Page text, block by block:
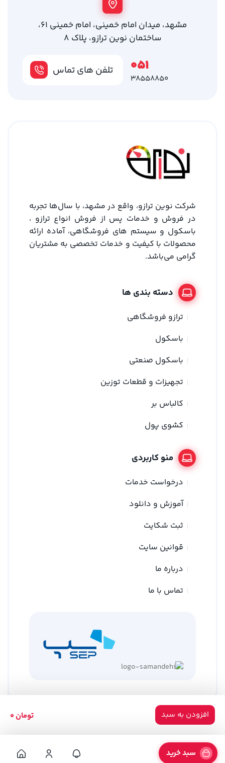
تومان افزودن به سبد
سبد خرید
مشهد، میدان امام خمینی، امام خمینی 61،
ساختمان نوین ترازو، پلاک 8
تلفن های تماس 051
38558850
شرکت نوین ترازو، واقع در مشهد، با سال‌ها تجربه
در فروش و خدمات پس از فروش انواع ترازو ،
باسکول و سیستم های فروشگاهی، آماده ارائه
محصولات با کیفیت و خدمات تخصصی به مشتریان
گرامی می‌باشد.
دسته بندی ها
ترازو فروشگاهی
باسکول
باسکول صنعتی
تجهیزات و قطعات توزین
کالباس بر
کشوی پول
منو کاربردی
درخواست خدمات
آموزش و دانلود
ثبت شکایت
قوانین سایت
درباره ما
تماس با ما
کلیه حقوق متعلق به وبسایت نوین ترازو می باشد